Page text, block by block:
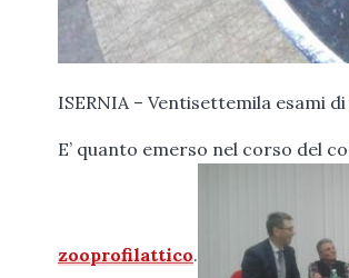
ISERNIA – Ventisettemila esami
E’ quanto emerso nel corso del
zooprofilattico.